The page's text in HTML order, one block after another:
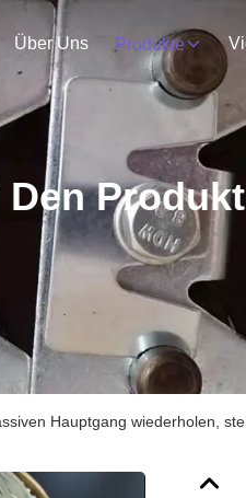
Über Uns Produkte
Hauptgang wiederholen,